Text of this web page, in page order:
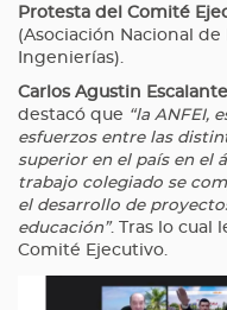
Protesta del Comité
(Asociación Nacional de
Ingenierías).
Carlos Agustin
destacó que “la ANFEI,
esfuerzos entre las
superior en el país en el
trabajo colegiado se
el desarrollo de
educación”. Tras lo cual
Comité Ejecutivo.